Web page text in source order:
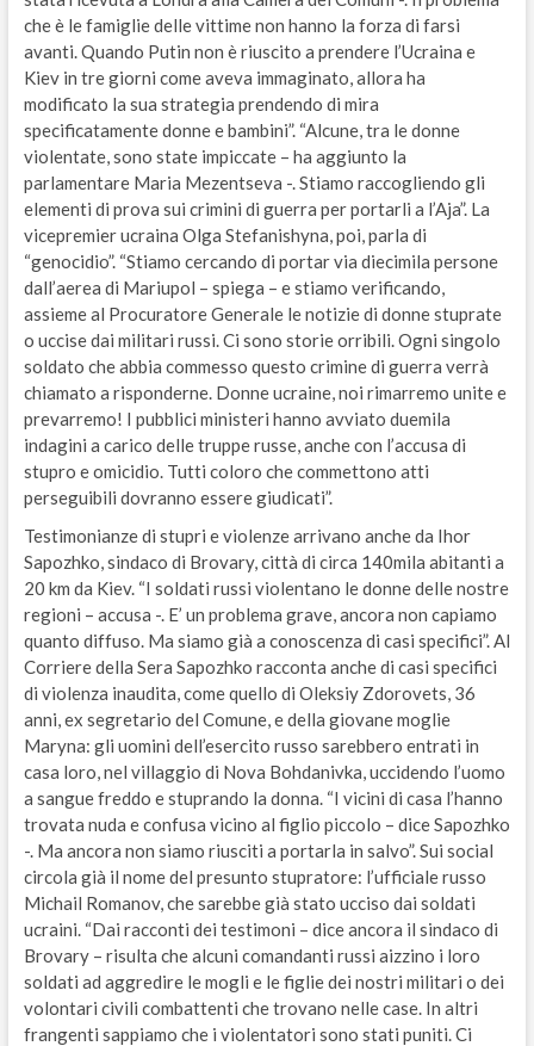
che è le famiglie delle vittime non hanno la forza di farsi
avanti. Quando Putin non è riuscito a prendere l’Ucraina e
Kiev in tre giorni come aveva immaginato, allora ha
modificato la sua strategia prendendo di mira
specificatamente donne e bambini”. “Alcune, tra le donne
violentate, sono state impiccate – ha aggiunto la
parlamentare Maria Mezentseva -. Stiamo raccogliendo gli
elementi di prova sui crimini di guerra per portarli a l’Aja”. La
vicepremier ucraina Olga Stefanishyna, poi, parla di
“genocidio”. “Stiamo cercando di portar via diecimila persone
dall’aerea di Mariupol – spiega – e stiamo verificando,
assieme al Procuratore Generale le notizie di donne stuprate
o uccise dai militari russi. Ci sono storie orribili. Ogni singolo
soldato che abbia commesso questo crimine di guerra verrà
chiamato a risponderne. Donne ucraine, noi rimarremo unite e
prevarremo! I pubblici ministeri hanno avviato duemila
indagini a carico delle truppe russe, anche con l’accusa di
stupro e omicidio. Tutti coloro che commettono atti
perseguibili dovranno essere giudicati”.
Testimonianze di stupri e violenze arrivano anche da Ihor
Sapozhko, sindaco di Brovary, città di circa 140mila abitanti a
20 km da Kiev. “I soldati russi violentano le donne delle nostre
regioni – accusa -. E’ un problema grave, ancora non capiamo
quanto diffuso. Ma siamo già a conoscenza di casi specifici”. Al
Corriere della Sera Sapozhko racconta anche di casi specifici
di violenza inaudita, come quello di Oleksiy Zdorovets, 36
anni, ex segretario del Comune, e della giovane moglie
Maryna: gli uomini dell’esercito russo sarebbero entrati in
casa loro, nel villaggio di Nova Bohdanivka, uccidendo l’uomo
a sangue freddo e stuprando la donna. “I vicini di casa l’hanno
trovata nuda e confusa vicino al figlio piccolo – dice Sapozhko
-. Ma ancora non siamo riusciti a portarla in salvo”. Sui social
circola già il nome del presunto stupratore: l’ufficiale russo
Michail Romanov, che sarebbe già stato ucciso dai soldati
ucraini. “Dai racconti dei testimoni – dice ancora il sindaco di
Brovary – risulta che alcuni comandanti russi aizzino i loro
soldati ad aggredire le mogli e le figlie dei nostri militari o dei
volontari civili combattenti che trovano nelle case. In altri
frangenti sappiamo che i violentatori sono stati puniti. Ci